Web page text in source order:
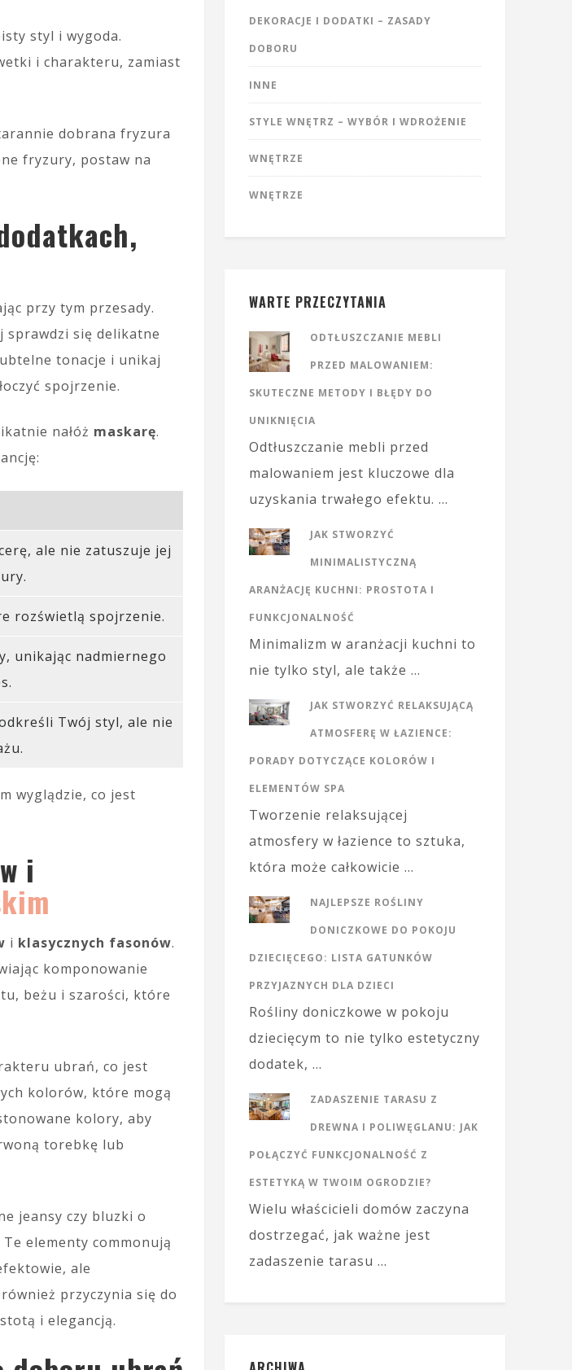
styl i wygoda.
i charakteru, zamiast
dobrana fryzura
fryzury, postaw na
przy tym przesady.
sprawdzi się delikatne
tonacje i unikaj
spojrzenie.
nałóż maskarę.
ale nie zatuszuje jej
rozświetlą spojrzenie.
unikając nadmiernego
Twój styl, ale nie
wyglądzie, co jest
i
i klasycznych fasonów.
komponowanie
beżu i szarości, które
ubrań, co jest
kolorów, które mogą
kolory, aby
torebkę lub
jeansy czy bluzki o
elementy commonują
ale
przyczynia się do
i elegancją.
DEKORACJE I DODATKI – ZASADY
DOBORU
INNE
STYLE WNĘTRZ – WYBÓR I WDROŻENIE
WNĘTRZE
WNĘTRZE
WARTE PRZECZYTANIA
ODTŁUSZCZANIE MEBLI
PRZED MALOWANIEM:
SKUTECZNE METODY I BŁĘDY DO
UNIKNIĘCIA
Odtłuszczanie mebli przed
malowaniem jest kluczowe dla
uzyskania trwałego efektu. …
JAK STWORZYĆ
MINIMALISTYCZNĄ
ARANŻACJĘ KUCHNI: PROSTOTA I
FUNKCJONALNOŚĆ
Minimalizm w aranżacji kuchni to
nie tylko styl, ale także …
JAK STWORZYĆ RELAKSUJĄCĄ
ATMOSFERĘ W ŁAZIENCE:
PORADY DOTYCZĄCE KOLORÓW I
ELEMENTÓW SPA
Tworzenie relaksującej
atmosfery w łazience to sztuka,
która może całkowicie …
NAJLEPSZE ROŚLINY
DONICZKOWE DO POKOJU
DZIECIĘCEGO: LISTA GATUNKÓW
PRZYJAZNYCH DLA DZIECI
Rośliny doniczkowe w pokoju
dziecięcym to nie tylko estetyczny
dodatek, …
ZADASZENIE TARASU Z
DREWNA I POLIWĘGLANU: JAK
POŁĄCZYĆ FUNKCJONALNOŚĆ Z
ESTETYKĄ W TWOIM OGRODZIE?
Wielu właścicieli domów zaczyna
dostrzegać, jak ważne jest
zadaszenie tarasu …